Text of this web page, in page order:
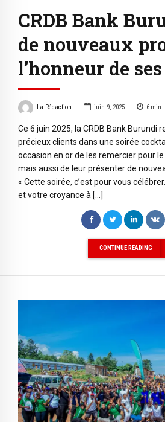
CRDB Bank
de nouveaux
l’honneur de
La Rédaction juin 9, 2025 6 min
Ce 6 juin 2025, la CRDB Bank Burundi
précieux clients dans une soirée
occasion en or de les remercier pour
mais aussi de leur présenter de
« Cette soirée, c’est pour vous
et votre croyance à […]
CONTINUE READING